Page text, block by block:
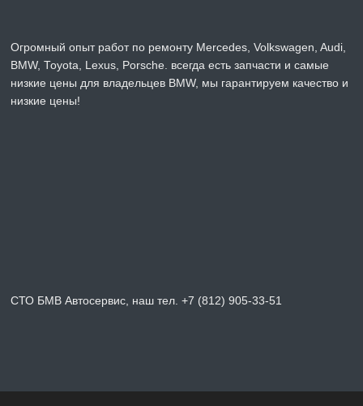
Огромный опыт работ по ремонту Mercedes, Volkswagen, Audi,
BMW, Toyota, Lexus, Porsche. всегда есть запчасти и самые
низкие цены для владельцев BMW, мы гарантируем качество и
низкие цены!
СТО БМВ Автосервис, наш тел. +7 (812) 905-33-51